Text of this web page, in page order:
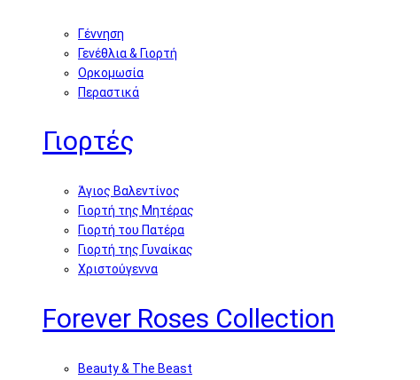
Γέννηση
Γενέθλια & Γιορτή
Ορκομωσία
Περαστικά
Γιορτές
Άγιος Βαλεντίνος
Γιορτή της Μητέρας
Γιορτή του Πατέρα
Γιορτή της Γυναίκας
Χριστούγεννα
Forever Roses Collection
Beauty & The Beast